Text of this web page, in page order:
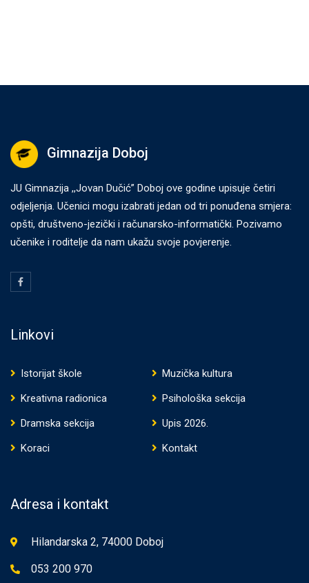
Gimnazija Doboj
JU Gimnazija ,,Jovan Dučić” Doboj ove godine upisuje četiri
odjeljenja. Učenici mogu izabrati jedan od tri ponuđena smjera:
opšti, društveno-jezički i računarsko-informatički. Pozivamo
učenike i roditelje da nam ukažu svoje povjerenje.
Linkovi
Istorijat škole
Muzička kultura
Kreativna radionica
Psihološka sekcija
Dramska sekcija
Upis 2026.
Koraci
Kontakt
Adresa i kontakt
Hilandarska 2, 74000 Doboj
053 200 970